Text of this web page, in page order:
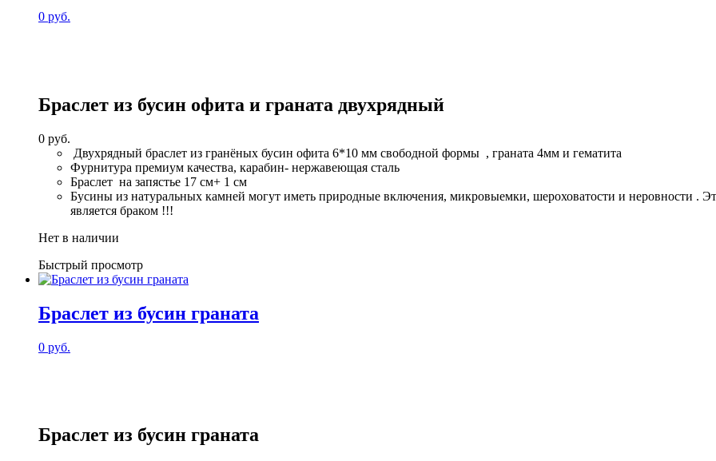
подвеской
0 руб.
Браслет из бусин офита и граната двухрядный
0 руб.
Двухрядный браслет из гранёных бусин офита 6*10 мм свободной формы , граната 4мм и гематита
Фурнитура премиум качества, карабин- нержавеющая сталь
Браслет на запястье 17 cм+ 1 см
Бусины из натуральных камней могут иметь природные включения, микровыемки, шероховатости и неровности .
является браком !!!
Нет в наличии
Быстрый просмотр
Браслет из бусин граната
0 руб.
Браслет из бусин граната